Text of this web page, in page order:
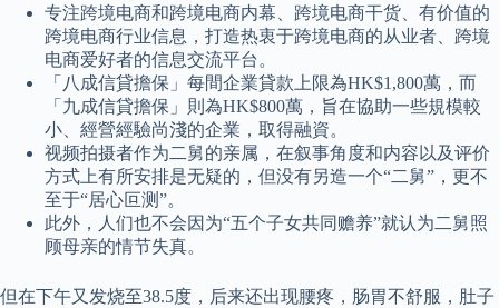
专注跨境电商和跨境电商内幕、跨境电商干货、有价值的
跨境电商行业信息，打造热衷于跨境电商的从业者、跨境
电商爱好者的信息交流平台。
「八成信貸擔保」每間企業貸款上限為HK$1,800萬，而
「九成信貸擔保」則為HK$800萬，旨在協助一些規模較
小、經營經驗尚淺的企業，取得融資。
视频拍摄者作为二舅的亲属，在叙事角度和内容以及评价
方式上有所安排是无疑的，但没有另造一个“二舅”，更不
至于“居心叵测”。
此外，人们也不会因为“五个子女共同赡养”就认为二舅照
顾母亲的情节失真。
但在下午又发烧至38.5度，后来还出现腰疼，肠胃不舒服，肚子